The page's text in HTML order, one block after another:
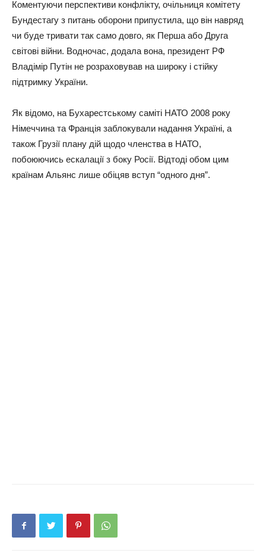
Коментуючи перспективи конфлікту, очільниця комітету
Бундестагу з питань оборони припустила, що він навряд
чи буде тривати так само довго, як Перша або Друга
світові війни. Водночас, додала вона, президент РФ
Владімір Путін не розраховував на широку і стійку
підтримку України.
Як відомо, на Бухарестському саміті НАТО 2008 року
Німеччина та Франція заблокували надання Україні, а
також Грузії плану дій щодо членства в НАТО,
побоюючись ескалації з боку Росії. Відтоді обом цим
країнам Альянс лише обіцяв вступ “одного дня”.